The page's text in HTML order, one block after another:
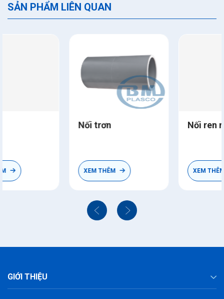
SẢN PHẨM LIÊN QUAN
Nối ren ngoài thau
GIỚI THIỆU